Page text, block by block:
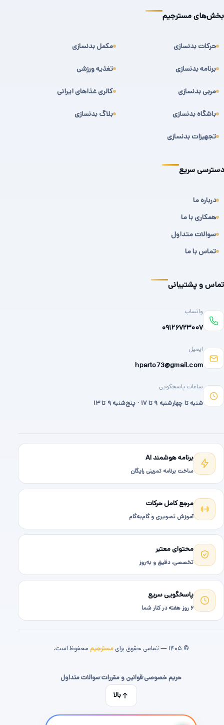
بخش‌های مسترجیم
حرکات بدنسازی
برنامه بدنسازی
مربی بدنسازی
باشگاه بدنسازی
تجهیزات بدنسازی
مکمل بدنسازی
تغذیه ورزشی
کالری غذاهای ایرانی
بلاگ بدنسازی
دسترسی سریع
درباره ما
همکاری با ما
سوالات متداول
تماس با ما
تماس و پشتیبانی
واتساپ
۰۹۱۲۶۷۲۳۰۰۷
ایمیل
hparto73@gmail.com
ساعات پاسخگویی
شنبه تا چهارشنبه ۹ تا ۱۷ · پنج‌شنبه ۹ تا ۱۳
برنامه هوشمند AI
ساخت برنامه تمرینی رایگان
مرجع کامل حرکات
آموزش تصویری و گام‌به‌گام
محتوای معتبر
تخصصی، دقیق و به‌روز
پاسخگویی سریع
۶ روز هفته در کنار شما
© ۱۴۰۵ — تمامی حقوق برای مسترجیم محفوظ است.
حریم خصوصی·قوانین و مقررات·سوالات متداول
بالا